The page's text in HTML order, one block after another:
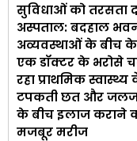
सुविधाओं को तरसता
अस्पताल: बदहाल
अव्यवस्थाओं के बीच
एक डॉक्टर के भरोसे
रहा प्राथमिक स्वास्थ्य
टपकती छत और
के बीच इलाज कराने
मजबूर मरीज